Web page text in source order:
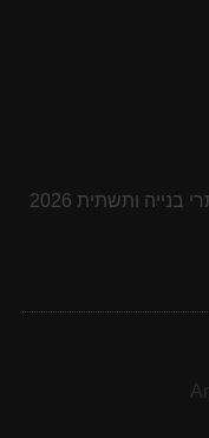
ותשתית 2026